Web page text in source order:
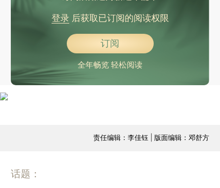
登录后获取已订阅的阅读权限
订阅
全年畅览 轻松阅读
责任编辑：李佳钰 | 版面编辑：邓舒方
话题：